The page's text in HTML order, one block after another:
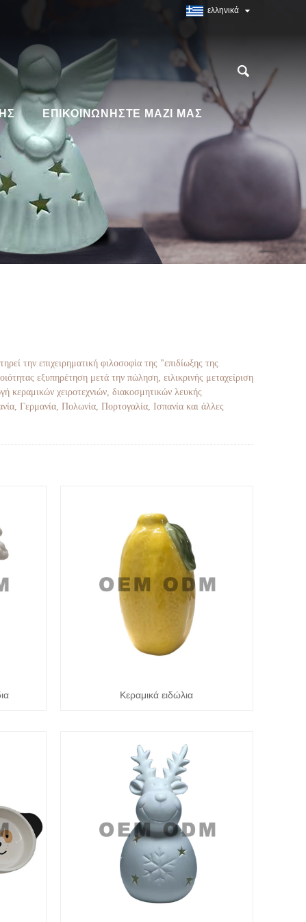
ελληνικά
ΕΠΙΚΟΙΝΩΝΉΣΤΕ ΜΑΖΊ ΜΑΣ
την επιχειρηματική φιλοσοφία της "επιδίωξης της
εξυπηρέτηση μετά την πώληση, ειλικρινής μεταχείριση
κεραμικών χειροτεχνιών, διακοσμητικών λευκής
Γερμανία, Πολωνία, Πορτογαλία, Ισπανία και άλλες
Κεραμικά ειδώλια